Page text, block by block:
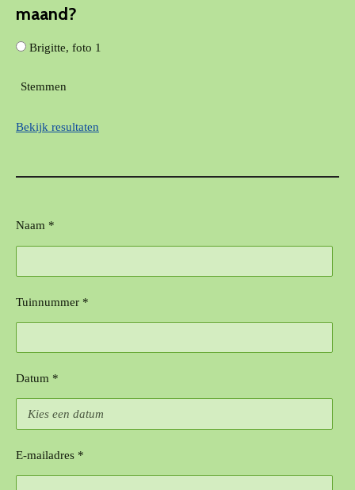
maand?
Brigitte, foto 1
Stemmen
Bekijk resultaten
Naam *
Tuinnummer *
Datum *
E-mailadres *